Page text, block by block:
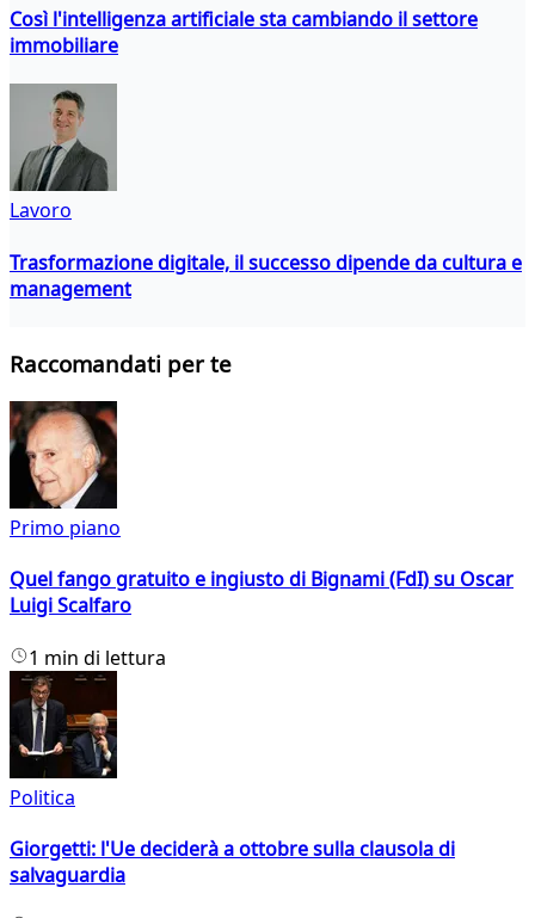
Così l'intelligenza artificiale sta cambiando il settore
immobiliare
Lavoro
Trasformazione digitale, il successo dipende da cultura e
management
Raccomandati per te
Primo piano
Quel fango gratuito e ingiusto di Bignami (FdI) su Oscar
Luigi Scalfaro
1 min di lettura
Politica
Giorgetti: l'Ue deciderà a ottobre sulla clausola di
salvaguardia